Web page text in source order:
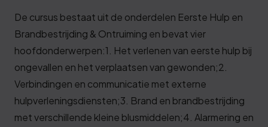
De cursus bestaat uit de onderdelen Eerste Hulp en
Brandbestrijding & Ontruiming en bevat vier
hoofdonderwerpen:1. Het verlenen van eerste hulp bij
ongevallen en het verplaatsen van gewonden;2.
Verbindingen en communicatie met externe
hulpverleningsdiensten;3. Brand en brandbestrijding
met verschillende kleine blusmiddelen;4. Alarmering en